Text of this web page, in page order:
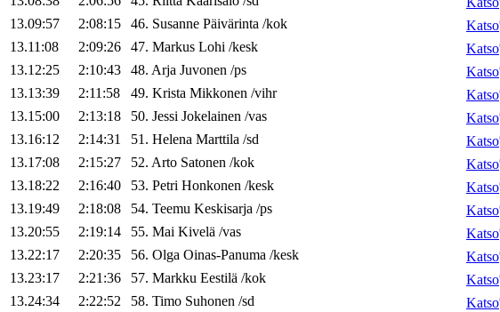
13.09:57
2:08:15 46. Susanne Päivärinta /kok
Katso
13.11:08
2:09:26 47. Markus Lohi /kesk
Katso
13.12:25
2:10:43 48. Arja Juvonen /ps
Katso
13.13:39
2:11:58 49. Krista Mikkonen /vihr
Katso
13.15:00
2:13:18 50. Jessi Jokelainen /vas
Katso
13.16:12
2:14:31 51. Helena Marttila /sd
Katso
13.17:08
2:15:27 52. Arto Satonen /kok
Katso
13.18:22
2:16:40 53. Petri Honkonen /kesk
Katso
13.19:49
2:18:08 54. Teemu Keskisarja /ps
Katso
13.20:55
2:19:14 55. Mai Kivelä /vas
Katso
13.22:17
2:20:35 56. Olga Oinas-Panuma /kesk
Katso
13.23:17
2:21:36 57. Markku Eestilä /kok
Katso
13.24:34
2:22:52 58. Timo Suhonen /sd
Katso